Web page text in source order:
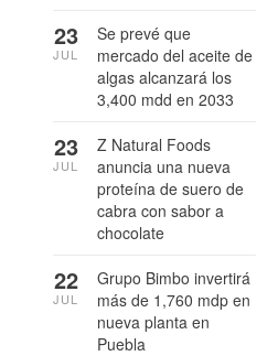
Se prevé que
mercado del aceite de
algas alcanzará los
3,400 mdd en 2033
23
JUL
Z Natural Foods
anuncia una nueva
proteína de suero de
cabra con sabor a
chocolate
23
JUL
Grupo Bimbo invertirá
más de 1,760 mdp en
nueva planta en
Puebla
22
JUL